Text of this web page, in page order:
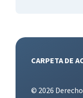
CARPETA DE
© 2026